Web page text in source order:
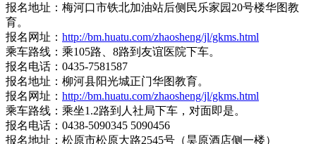
报名地址：梅河口市铁北加油站后侧民乐家园20号楼华图教
育。
报名网址： http://bm.huatu.com/zhaosheng/jl/gkms.html
乘车路线：乘105路、8路到友谊医院下车。
报名电话：0435-7581587
报名地址：柳河县阳光城正门华图教育。
报名网址： http://bm.huatu.com/zhaosheng/jl/gkms.html
乘车路线：乘坐1.2路到人社局下车，对面即是。
报名电话：0438-5090345 5090456
报名地址：松原市松原大路2545号（昊原酒店侧一楼）